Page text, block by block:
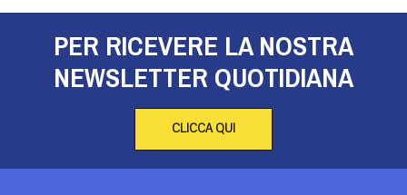
PER RICEVERE LA NOSTRA
NEWSLETTER QUOTIDIANA
CLICCA QUI